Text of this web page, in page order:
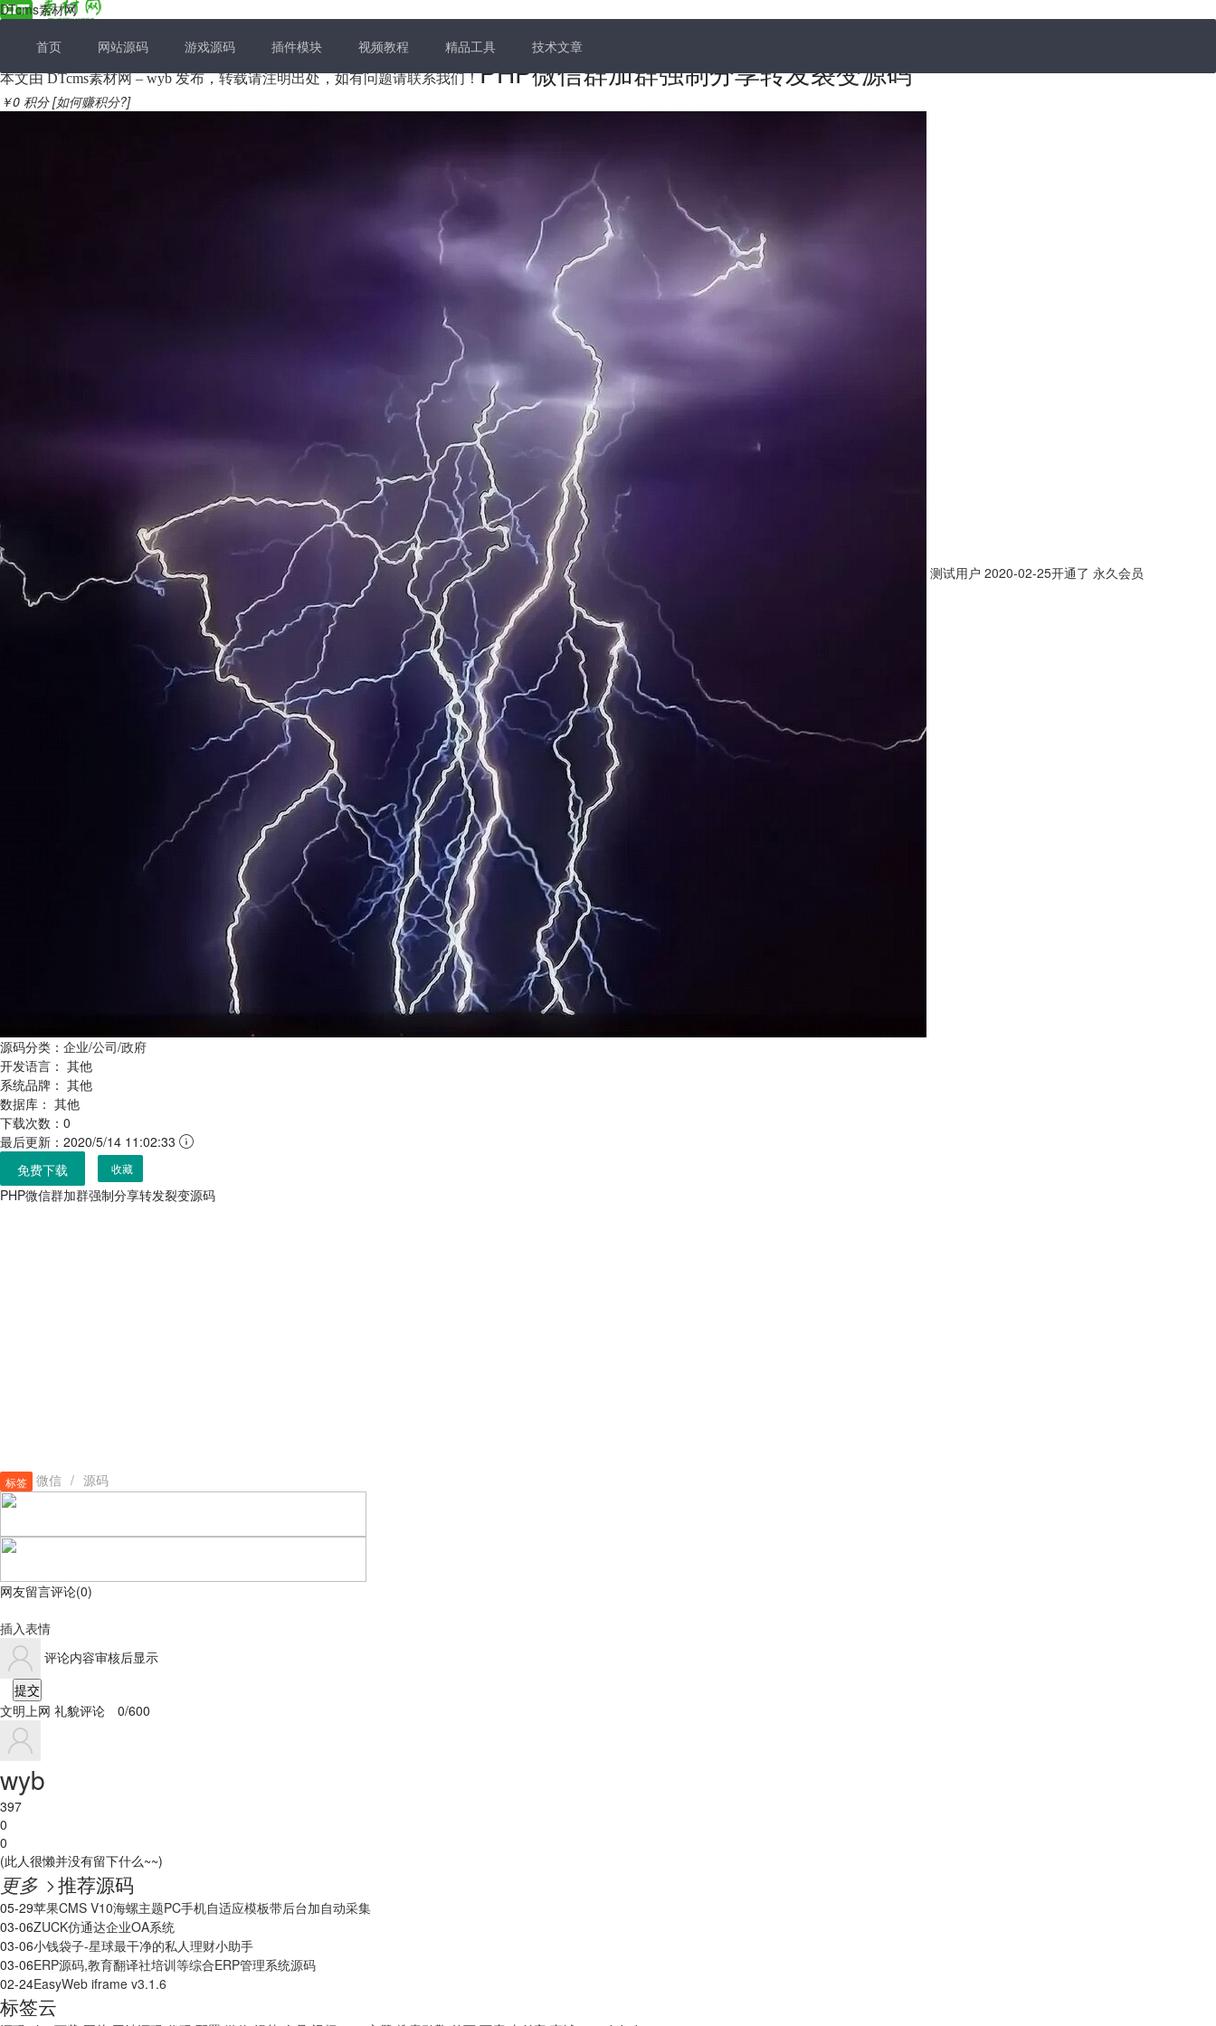
DTcms素材网
首页 网站源码 游戏源码 插件模块 视频教程 精品工具 技术文章
本文由 DTcms素材网 – wyb 发布，转载请注明出处，如有问题请联系我们！PHP微信群加群强制分享转发裂变源码
￥0 积分 [如何赚积分?]
测试用户 2020-02-25开通了 永久会员
源码分类： 企业/公司/政府
开发语言： 其他
系统品牌： 其他
数据库： 其他
下载次数：0
最后更新：2020/5/14 11:02:33
免费下载
收藏
PHP微信群加群强制分享转发裂变源码
标签 微信 / 源码
网友留言评论(0)
插入表情
评论内容审核后显示
提交
文明上网 礼貌评论 0/600
wyb
397
0
0
(此人很懒并没有留下什么~~)
更多  推荐源码
05-29苹果CMS V10海螺主题PC手机自适应模板带后台加自动采集
03-06ZUCK仿通达企业OA系统
03-06小钱袋子-星球最干净的私人理财小助手
03-06ERP源码,教育翻译社培训等综合ERP管理系统源码
02-24EasyWeb iframe v3.1.6
标签云